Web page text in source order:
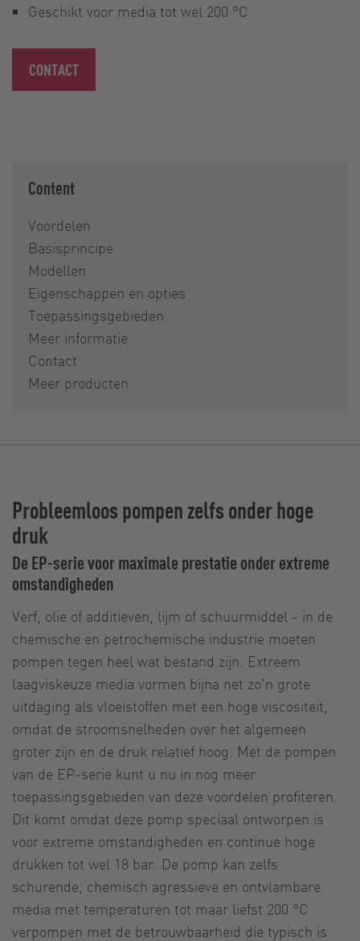
Geschikt voor media tot wel 200 °C
CONTACT
Content
Voordelen
Basisprincipe
Modellen
Eigenschappen en opties
Toepassingsgebieden
Meer informatie
Contact
Meer producten
Probleemloos pompen zelfs onder hoge
druk
De EP-serie voor maximale prestatie onder extreme
omstandigheden
Verf, olie of additieven, lijm of schuurmiddel - in de
chemische en petrochemische industrie moeten
pompen tegen heel wat bestand zijn. Extreem
laagviskeuze media vormen bijna net zo'n grote
uitdaging als vloeistoffen met een hoge viscositeit,
omdat de stroomsnelheden over het algemeen
groter zijn en de druk relatief hoog. Met de pompen
van de EP-serie kunt u nu in nog meer
toepassingsgebieden van deze voordelen profiteren.
Dit komt omdat deze pomp speciaal ontworpen is
voor extreme omstandigheden en continue hoge
drukken tot wel 18 bar. De pomp kan zelfs
schurende, chemisch agressieve en ontvlambare
media met temperaturen tot maar liefst 200 °C
verpompen met de betrouwbaarheid die typisch is